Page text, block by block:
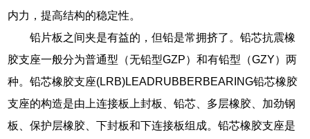
内力，提高结构的稳定性。
铅片板之间夹是有益的，但铅是常拥挤了。铅芯抗震橡
胶支座一般分为普通型（无铅型GZP）和有铅型（GZY）两
种。铅芯橡胶支座(LRB)LEADRUBBERBEARING铅芯橡胶
支座的构造是由上连接板上封板、铅芯、多层橡胶、加劲钢
板、保护层橡胶、下封板和下连接板组成。铅芯橡胶支座是